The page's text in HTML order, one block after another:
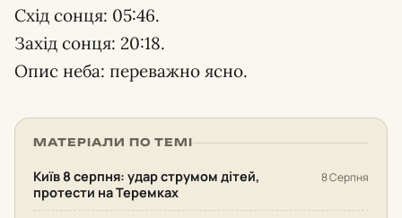
Схід сонця: 05:46.
Захід сонця: 20:18.
Опис неба: переважно ясно.
МАТЕРІАЛИ ПО ТЕМІ
Київ 8 серпня: удар струмом дітей,
протести на Теремках
8 Серпня